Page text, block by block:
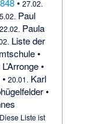
•27.02.
Paul
22.02. Paula
Liste der
•
•
•20.01. Karl
•
Liste ist